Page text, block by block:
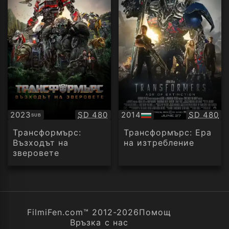
2023SUB
Субтитри Качество:
SD 480
Трансформърс:
Възходът на
зверовете
2014
БГ
аудио
SD 480
Трансформърс: Ера
на изтребление
FilmiFen.com™ 2012-2026Помощ
Връзка с нас